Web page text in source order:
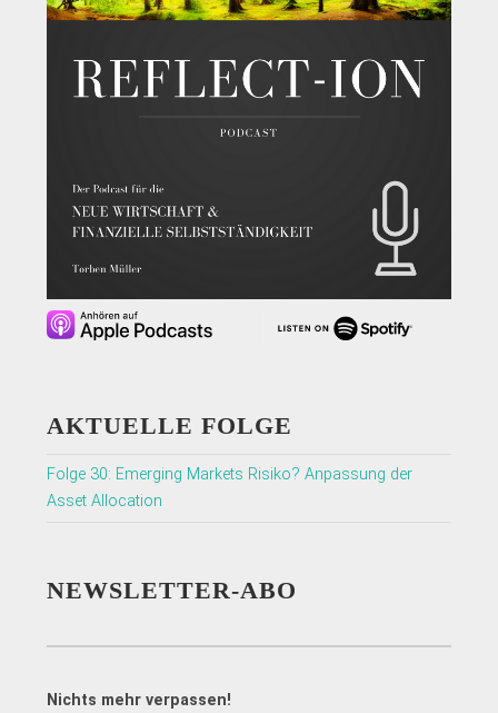
AKTUELLE FOLGE
Folge 30: Emerging Markets Risiko? Anpassung der
Asset Allocation
NEWSLETTER-ABO
Nichts mehr verpassen!